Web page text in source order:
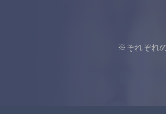
※それぞれ